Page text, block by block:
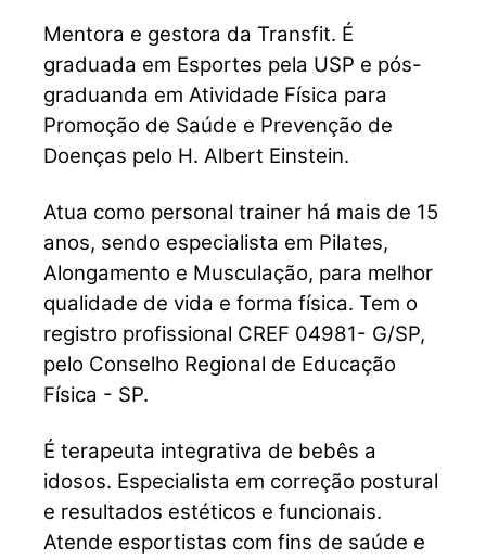
Mentora e gestora da Transfit. É
graduada em Esportes pela USP e pós-
graduanda em Atividade Física para
Promoção de Saúde e Prevenção de
Doenças pelo H. Albert Einstein.
Atua como personal trainer há mais de 15
anos, sendo especialista em Pilates,
Alongamento e Musculação, para melhor
qualidade de vida e forma física. Tem o
registro profissional CREF 04981- G/SP,
pelo Conselho Regional de Educação
Física - SP.
É terapeuta integrativa de bebês a
idosos. Especialista em correção postural
e resultados estéticos e funcionais.
Atende esportistas com fins de saúde e